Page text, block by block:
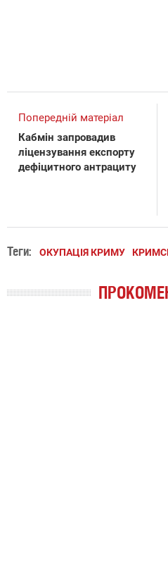
Попередній матеріал
Кабмін запровадив
ліцензування експорту
дефіцитного антрациту
Теги: ОКУПАЦІЯ КРИМУ